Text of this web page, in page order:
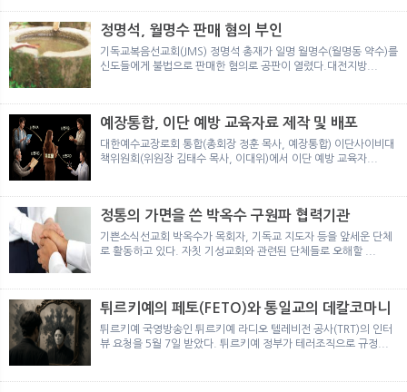
정명석, 월명수 판매 혐의 부인
기독교복음선교회(JMS) 정명석 총재가 일명 월명수(월명동 약수)를
신도들에게 불법으로 판매한 혐의로 공판이 열렸다.대전지방...
예장통합, 이단 예방 교육자료 제작 및 배포
대한예수교장로회 통합(총회장 정훈 목사, 예장통합) 이단사이비대
책위원회(위원장 김태수 목사, 이대위)에서 이단 예방 교육자...
정통의 가면을 쓴 박옥수 구원파 협력기관
기쁜소식선교회 박옥수가 목회자, 기독교 지도자 등을 앞세운 단체
로 활동하고 있다. 자칫 기성교회와 관련된 단체들로 오해할 ...
튀르키예의 페토(FETO)와 통일교의 데칼코마니
튀르키예 국영방송인 튀르키예 라디오 텔레비전 공사(TRT)의 인터
뷰 요청을 5월 7일 받았다. 튀르키예 정부가 테러조직으로 규정...